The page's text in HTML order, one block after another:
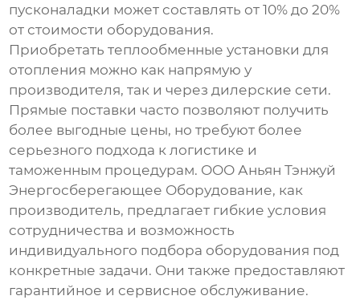
пусконаладки может составлять от 10% до 20%
от стоимости оборудования.
Приобретатьтеплообменные установки для
отопления можно как напрямую у
производителя, так и через дилерские сети.
Прямые поставки часто позволяют получить
более выгодные цены, но требуют более
серьезного подхода к логистике и
таможенным процедурам. ООО Аньян Тэнжуй
Энергосберегающее Оборудование, как
производитель, предлагает гибкие условия
сотрудничества и возможность
индивидуального подбора оборудования под
конкретные задачи. Они также предоставляют
гарантийное и сервисное обслуживание.